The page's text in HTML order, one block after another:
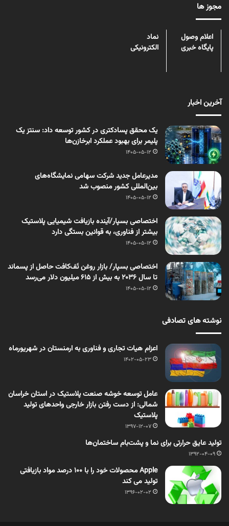
مجوز ها
اعلام وصول
پایگاه خبری
نماد
الکترونیکی
آخرین اخبار
یک محقق پسادکتری در کشور توسعه داد: سنتز یک
پلیمر برای بهبود عملکرد ابرخازن‌ها
1405-05-12
مدیرعامل جدید شرکت سهامی نمایشگاه‌های
بین‌المللی کشور منصوب شد
1405-05-12
اختصاصی بسپار/آینده بازیافت شیمیایی پلاستیک
بیشتر از فناوری، به قوانین بستگی دارد
1405-05-12
اختصاصی بسپار/ بازار روغن تَف‌کافت حاصل از پسماند
تا سال ۲۰۳۶ به بیش از ۶۱۵ میلیون دلار می‌رسد
1405-05-12
نوشته های تصادفی
اعزام هیات تجاری و فناوری به ارمنستان در شهریورماه
1402-05-23
عامل توسعه خوشه صنعت پلاستیک در استان خراسان
شمالی: از دست رفتن بازار خارجی واحدهای تولید
پلاستیک
1397-12-07
تولید عایق حرارتی برای نما و پشت‌بام ساختمان‌ها
1392-04-09
Apple محصولات خود را با 100 درصد مواد بازیافتی
تولید می کند
1396-02-02